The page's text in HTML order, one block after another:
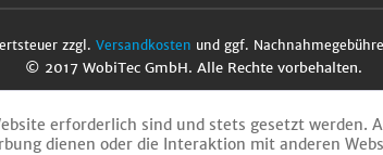
zzgl. Versandkosten und ggf.
© 2017 WobiTec GmbH. Alle Rechte vorbehalten.
erforderlich sind und stets gesetzt werden.
dienen oder die Interaktion mit anderen